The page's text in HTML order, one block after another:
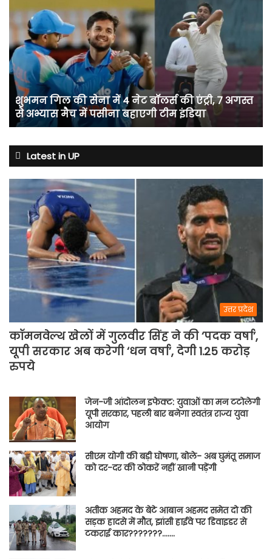
गिल
की
में
4
नेट
बॉलर्स
की
एंट्री,
7
अभ्यास
मैच
पसीना
बहाएगी
टीम
इंडिया
शुभमन गिल की सेना में 4 नेट बॉलर्स की एंट्री, 7 अगस्त
से अभ्यास मैच में पसीना बहाएगी टीम इंडिया
Latest in UP
उत्तर प्रदेश
कॉमनवेल्थ खेलों में गुलवीर सिंह ने की ‘पदक वर्षा’,
यूपी सरकार अब करेगी ‘धन वर्षा’, देगी 1.25 करोड़
रुपये
जेन-जी आंदोलन इफेक्ट: युवाओं का मन टटोलेगी
यूपी सरकार, पहली बार बनेगा स्वतंत्र राज्य युवा
आयोग
सीएम योगी की बड़ी घोषणा, बोले- अब घुमंतू समाज
को दर-दर की ठोकरें नहीं खानी पड़ेंगी
अतीक अहमद के बेटे आबान अहमद समेत दो की
सड़क हादसे में मौत, झांसी हाईवे पर डिवाइडर से
टकराई कार???????…….